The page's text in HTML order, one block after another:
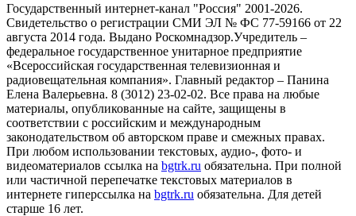
Государственный интернет-канал "Россия" 2001-2026.
Cвидетельство о регистрации СМИ ЭЛ № ФС 77-59166 от 22
августа 2014 года. Выдано Роскомнадзор.Учредитель –
федеральное государственное унитарное предприятие
«Всероссийская государственная телевизионная и
радиовещательная компания». Главный редактор – Панина
Елена Валерьевна. 8 (3012) 23-02-02. Все права на любые
материалы, опубликованные на сайте, защищены в
соответствии с российским и международным
законодательством об авторском праве и смежных правах.
При любом использовании текстовых, аудио-, фото- и
видеоматериалов ссылка на bgtrk.ru обязательна. При полной
или частичной перепечатке текстовых материалов в
интернете гиперссылка на bgtrk.ru обязательна. Для детей
старше 16 лет.